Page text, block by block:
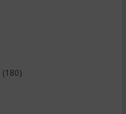
(180)